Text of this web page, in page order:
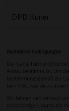
DPD Kurier